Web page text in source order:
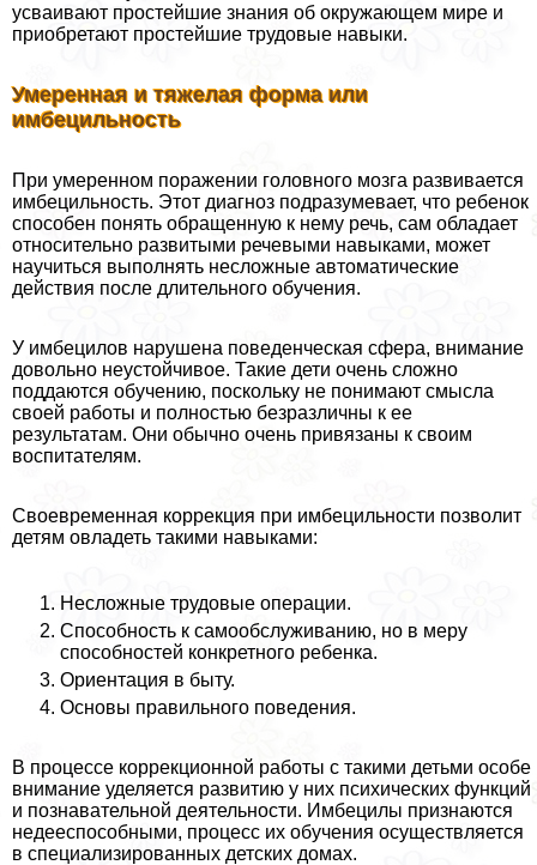
усваивают простейшие знания об окружающем мире и
приобретают простейшие трудовые навыки.
Умеренная и тяжелая форма или
имбецильность
При умеренном поражении головного мозга развивается
имбецильность. Этот диагноз подразумевает, что ребенок
способен понять обращенную к нему речь, сам обладает
относительно развитыми речевыми навыками, может
научиться выполнять несложные автоматические
действия после длительного обучения.
У имбецилов нарушена поведенческая сфера, внимание
довольно неустойчивое. Такие дети очень сложно
поддаются обучению, поскольку не понимают смысла
своей работы и полностью безразличны к ее
результатам. Они обычно очень привязаны к своим
воспитателям.
Своевременная коррекция при имбецильности позволит
детям овладеть такими навыками:
Несложные трудовые операции.
Способность к самообслуживанию, но в меру
способностей конкретного ребенка.
Ориентация в быту.
Основы правильного поведения.
В процессе коррекционной работы с такими детьми особе
внимание уделяется развитию у них психических функций
и познавательной деятельности. Имбецилы признаются
недееспособными, процесс их обучения осуществляется
в специализированных детских домах.